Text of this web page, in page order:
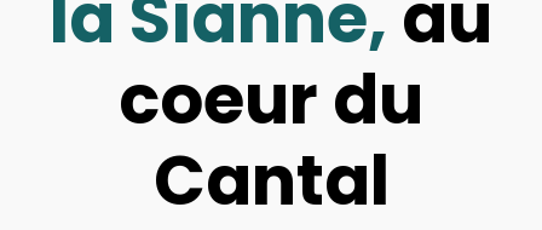
coeur du
Cantal